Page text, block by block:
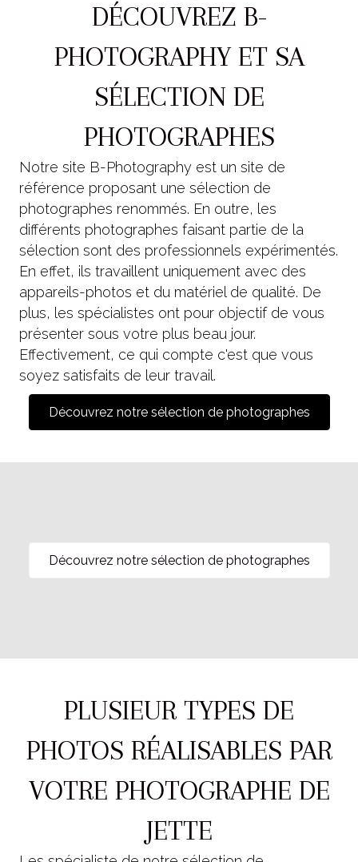
DÉCOUVREZ B-
PHOTOGRAPHY ET SA
SÉLECTION DE
PHOTOGRAPHES
Notre site B-Photography est un site de
référence proposant une sélection de
photographes renommés. En outre, les
différents photographes faisant partie de la
sélection sont des professionnels expérimentés.
En effet, ils travaillent uniquement avec des
appareils-photos et du matériel de qualité. De
plus, les spécialistes ont pour objectif de vous
présenter sous votre plus beau jour.
Effectivement, ce qui compte c'est que vous
soyez satisfaits de leur travail.
Découvrez notre sélection de photographes
Découvrez notre sélection de photographes
PLUSIEUR TYPES DE
PHOTOS RÉALISABLES PAR
VOTRE PHOTOGRAPHE DE
JETTE